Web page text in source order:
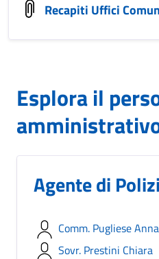
Recapiti Uffici
Esplora il
Agente di
Comm. Pugliese
Sovr. Prestini Chiara